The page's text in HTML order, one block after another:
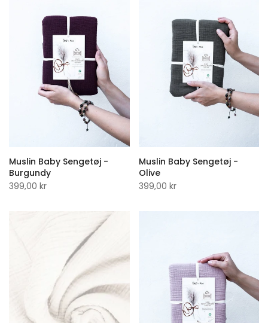
Muslin Baby Sengetøj -
Burgundy
399,00 kr
Muslin Baby Sengetøj -
Olive
399,00 kr